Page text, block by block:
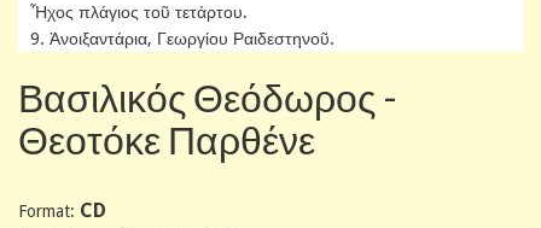
Ἦχος πλάγιος τοῦ τετάρτου.
9. Ἀνοιξαντάρια, Γεωργίου Ραιδεστηνοῦ.
Βασιλικός Θεόδωρος -
Θεοτόκε Παρθένε
Format: CD